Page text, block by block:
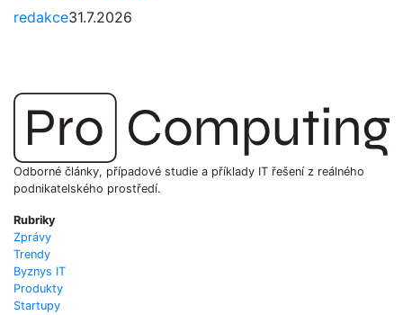
redakce31.7.2026
Odborné články, případové studie a příklady IT řešení z reálného
podnikatelského prostředí.
Rubriky
Zprávy
Trendy
Byznys IT
Produkty
Startupy